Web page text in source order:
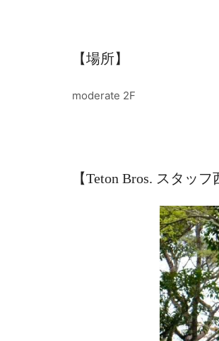
【場所】
moderate 2F
【Teton Bros. スタッ